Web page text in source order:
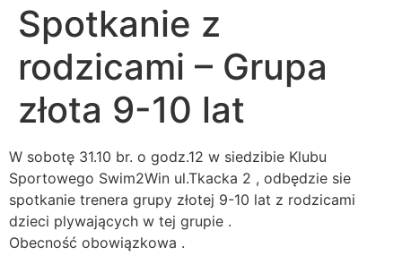
Spotkanie z
rodzicami – Grupa
złota 9-10 lat
W sobotę 31.10 br. o godz.12 w siedzibie Klubu
Sportowego Swim2Win ul.Tkacka 2 , odbędzie sie
spotkanie trenera grupy złotej 9-10 lat z rodzicami
dzieci plywających w tej grupie .
Obecność obowiązkowa .